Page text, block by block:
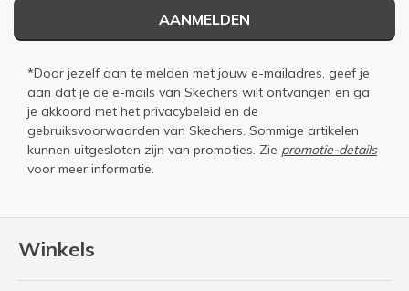
Winkels
AANMELDEN
*Door jezelf aan te melden met jouw e-mailadres, geef je
aan dat je de e-mails van Skechers wilt ontvangen en ga
je akkoord met het privacybeleid en de
gebruiksvoorwaarden van Skechers. Sommige artikelen
kunnen uitgesloten zijn van promoties. Zie promotie-details
voor meer informatie.